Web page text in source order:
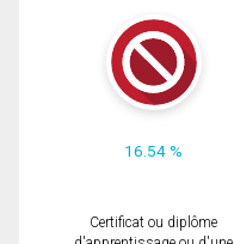
16.54 %
Certificat ou diplôme